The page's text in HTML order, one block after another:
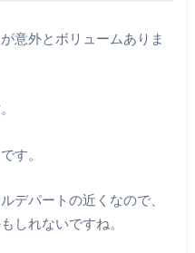
意外とボリュームありま
す。
デパートの近くなので、
しれないですね。